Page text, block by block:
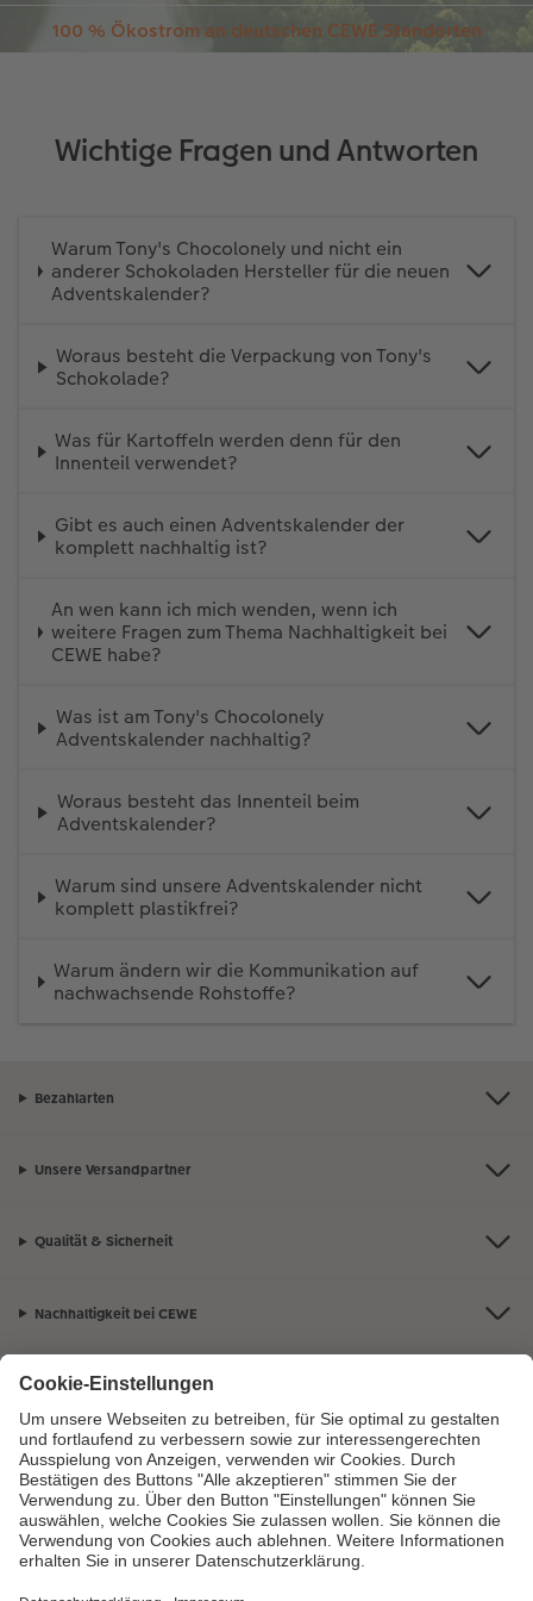
Effizienzsteigerungen unseren CO₂-Fußabdruck
reduzieren. Beim Versand arbeitet CEWE z.B. mit
Standorte ist nach ISO 50001 zertifiziert.
Ausgewählte bzw. definierte größere
Wichtige Fragen und Antworten
Warum Tony's Chocolonely und nicht ein
anderer Schokoladen Hersteller für die neuen
Adventskalender?
Woraus besteht die Verpackung von Tony's
Schokolade?
Was für Kartoffeln werden denn für den
Innenteil verwendet?
Gibt es auch einen Adventskalender der
komplett nachhaltig ist?
An wen kann ich mich wenden, wenn ich
weitere Fragen zum Thema Nachhaltigkeit bei
CEWE habe?
Was ist am Tony's Chocolonely
Adventskalender nachhaltig?
Woraus besteht das Innenteil beim
Adventskalender?
Warum sind unsere Adventskalender nicht
komplett plastikfrei?
Warum ändern wir die Kommunikation auf
nachwachsende Rohstoffe?
Bezahlarten
Unsere Versandpartner
Qualität & Sicherheit
Nachhaltigkeit bei CEWE
Mein Fotoservice
Informationen
Sortiment